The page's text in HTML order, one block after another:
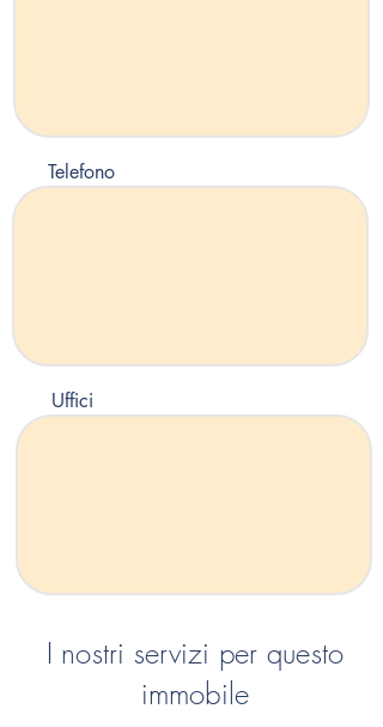
Telefono
Uffici
I nostri servizi per questo
immobile